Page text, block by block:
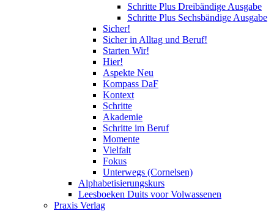
Schritte Plus Dreibändige Ausgabe
Schritte Plus Sechsbändige Ausgabe
Sicher!
Sicher in Alltag und Beruf!
Starten Wir!
Hier!
Aspekte Neu
Kompass DaF
Kontext
Schritte
Akademie
Schritte im Beruf
Momente
Vielfalt
Fokus
Unterwegs (Cornelsen)
Alphabetisierungskurs
Leesboeken Duits voor Volwassenen
Praxis Verlag